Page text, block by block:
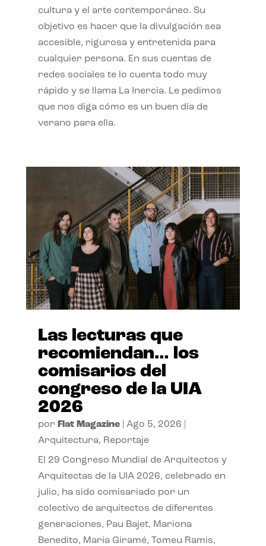
cultura y el arte contemporáneo. Su
objetivo es hacer que la divulgación sea
accesible, rigurosa y entretenida para
cualquier persona. En sus cuentas de
redes sociales te lo cuenta todo muy
rápido y se llama La Inercia. Le pedimos
que nos diga cómo es un buen día de
verano para ella.
Las lecturas que
recomiendan… los
comisarios del
congreso de la UIA
2026
por Flat Magazine| Ago 5, 2026
Arquitectura, Reportaje
El 29 Congreso Mundial de Arquitectos y
Arquitectas de la UIA 2026, celebrado en
julio, ha sido comisariado por un
colectivo de arquitectos de diferentes
generaciones, Pau Bajet, Mariona
Benedito, Maria Giramé, Tomeu Ramis,